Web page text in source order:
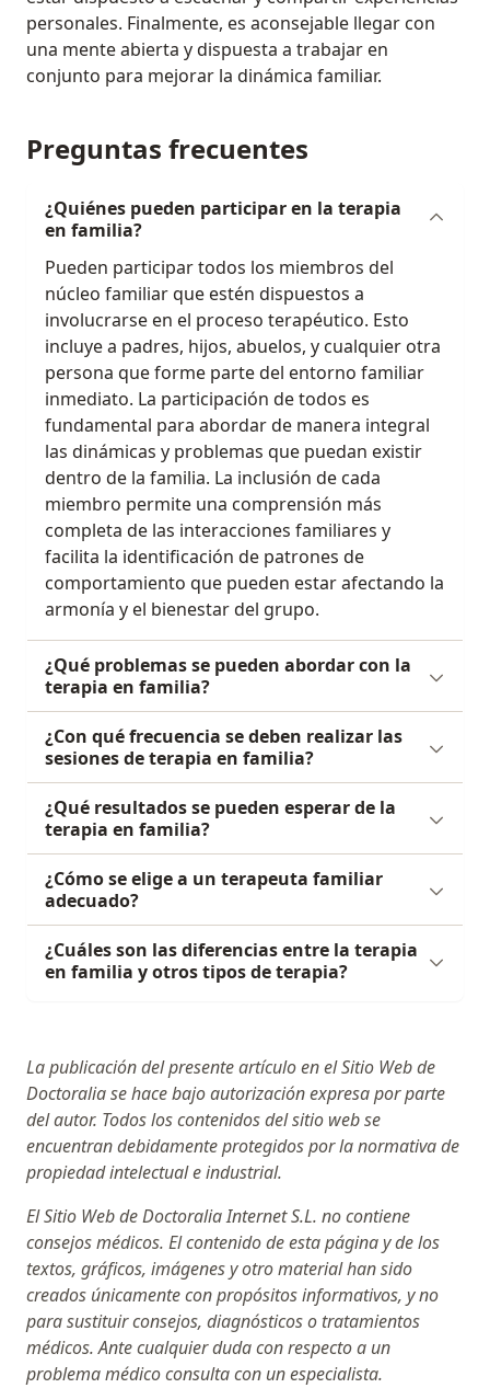
personales. Finalmente, es aconsejable llegar con
una mente abierta y dispuesta a trabajar en
conjunto para mejorar la dinámica familiar.
Preguntas frecuentes
¿Quiénes pueden participar en la terapia
en familia?
Pueden participar todos los miembros del
núcleo familiar que estén dispuestos a
involucrarse en el proceso terapéutico. Esto
incluye a padres, hijos, abuelos, y cualquier otra
persona que forme parte del entorno familiar
inmediato. La participación de todos es
fundamental para abordar de manera integral
las dinámicas y problemas que puedan existir
dentro de la familia. La inclusión de cada
miembro permite una comprensión más
completa de las interacciones familiares y
facilita la identificación de patrones de
comportamiento que pueden estar afectando la
armonía y el bienestar del grupo.
¿Qué problemas se pueden abordar con la
terapia en familia?
¿Con qué frecuencia se deben realizar las
sesiones de terapia en familia?
¿Qué resultados se pueden esperar de la
terapia en familia?
¿Cómo se elige a un terapeuta familiar
adecuado?
¿Cuáles son las diferencias entre la terapia
en familia y otros tipos de terapia?
La publicación del presente artículo en el Sitio Web de
Doctoralia se hace bajo autorización expresa por parte
del autor. Todos los contenidos del sitio web se
encuentran debidamente protegidos por la normativa de
propiedad intelectual e industrial.
El Sitio Web de Doctoralia Internet S.L. no contiene
consejos médicos. El contenido de esta página y de los
textos, gráficos, imágenes y otro material han sido
creados únicamente con propósitos informativos, y no
para sustituir consejos, diagnósticos o tratamientos
médicos. Ante cualquier duda con respecto a un
problema médico consulta con un especialista.